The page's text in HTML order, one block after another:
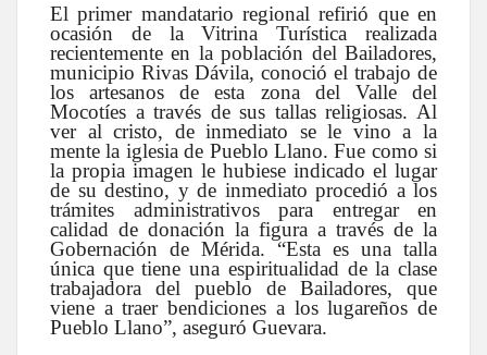
El primer mandatario regional refirió que en
ocasión de la Vitrina Turística realizada
recientemente en la población del Bailadores,
municipio Rivas Dávila, conoció el trabajo de
los artesanos de esta zona del Valle del
Mocotíes a través de sus tallas religiosas. Al
ver al cristo, de inmediato se le vino a la
mente la iglesia de Pueblo Llano. Fue como si
la propia imagen le hubiese indicado el lugar
de su destino, y de inmediato procedió a los
trámites administrativos para entregar en
calidad de donación la figura a través de la
Gobernación de Mérida. “Esta es una talla
única que tiene una espiritualidad de la clase
trabajadora del pueblo de Bailadores, que
viene a traer bendiciones a los lugareños de
Pueblo Llano”, aseguró Guevara.